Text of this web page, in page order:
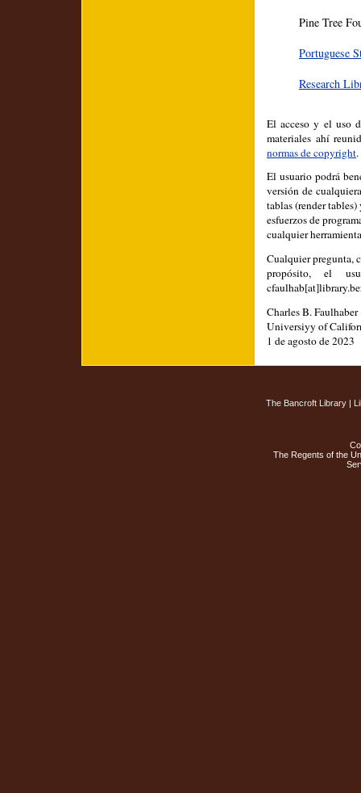
Pine Tree
Portuguese
Research
El acceso y el uso
materiales ahí
normas de copyright.
El usuario podrá
versión de
tablas (render
esfuerzos de
cualquier
Cualquier pregunta,
propósito, el
Charles B. Faulhaber
Universiyy of
1 de agosto de 2023
The Bancroft Library|
The Regents of the